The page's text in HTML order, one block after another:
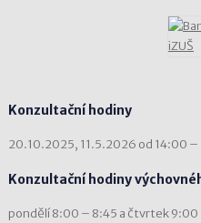
Konzultační hodiny
20.10.2025, 11.5.2026 od 14:00 –
Konzultační hodiny
pondělí 8:00 – 8:45 a čtvrtek